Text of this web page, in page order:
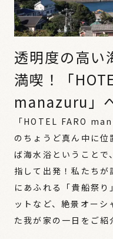
透明度の高い
満喫！「
manazuru」
「HOTEL FARO
のちょうど真ん中に
ば海水浴ということ
指して出発！私たち
にあふれる「貴船祭
ットなど、絶景オー
た我が家の一日をご紹